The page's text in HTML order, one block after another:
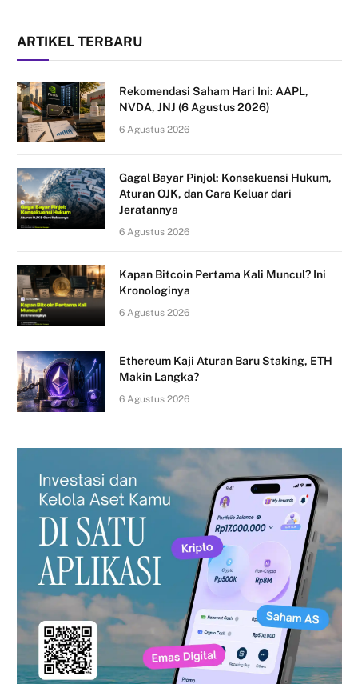
ARTIKEL TERBARU
Rekomendasi Saham Hari Ini: AAPL,
NVDA, JNJ (6 Agustus 2026)
6 Agustus 2026
Gagal Bayar Pinjol: Konsekuensi Hukum,
Aturan OJK, dan Cara Keluar dari
Jeratannya
6 Agustus 2026
Kapan Bitcoin Pertama Kali Muncul? Ini
Kronologinya
6 Agustus 2026
Ethereum Kaji Aturan Baru Staking, ETH
Makin Langka?
6 Agustus 2026